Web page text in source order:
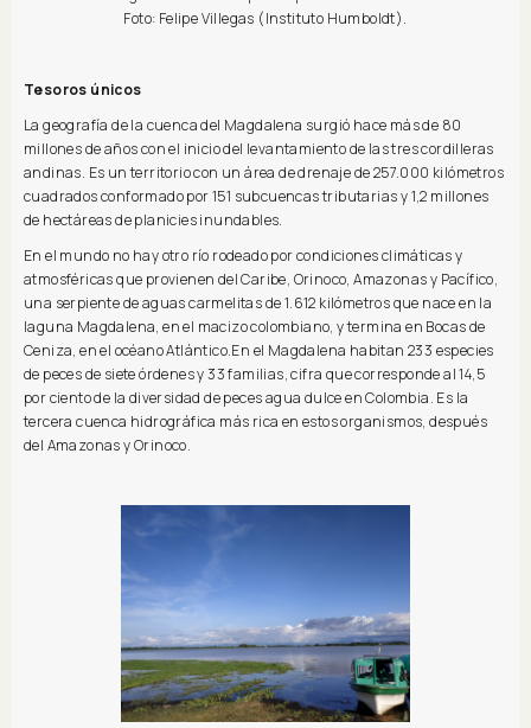
Foto: Felipe Villegas (Instituto Humboldt).
Tesoros únicos
La geografía de la cuenca del Magdalena surgió hace más de 80
millones de años con el inicio del levantamiento de las tres cordilleras
andinas. Es un territorio con un área de drenaje de 257.000 kilómetros
cuadrados conformado por 151 subcuencas tributarias y 1,2 millones
de hectáreas de planicies inundables.
En el mundo no hay otro río rodeado por condiciones climáticas y
atmosféricas que provienen del Caribe, Orinoco, Amazonas y Pacífico,
una serpiente de aguas carmelitas de 1.612 kilómetros que nace en la
laguna Magdalena, en el macizo colombiano, y termina en Bocas de
Ceniza, en el océano Atlántico.En el Magdalena habitan 233 especies
de peces de siete órdenes y 33 familias, cifra que corresponde al 14,5
por ciento de la diversidad de peces agua dulce en Colombia. Es la
tercera cuenca hidrográfica más rica en estos organismos, después
del Amazonas y Orinoco.